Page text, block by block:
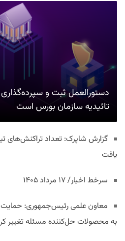
دستورالعمل ثبت و سپرده‌گذاری
تائیدیه سازمان بورس است
یافت
سرخط اخبار/ ۱۷ مرداد ۱۴۰۵
معاون علمی رئیس‌جمهوری:
به محصولات حل‌کننده مسئله تغییر